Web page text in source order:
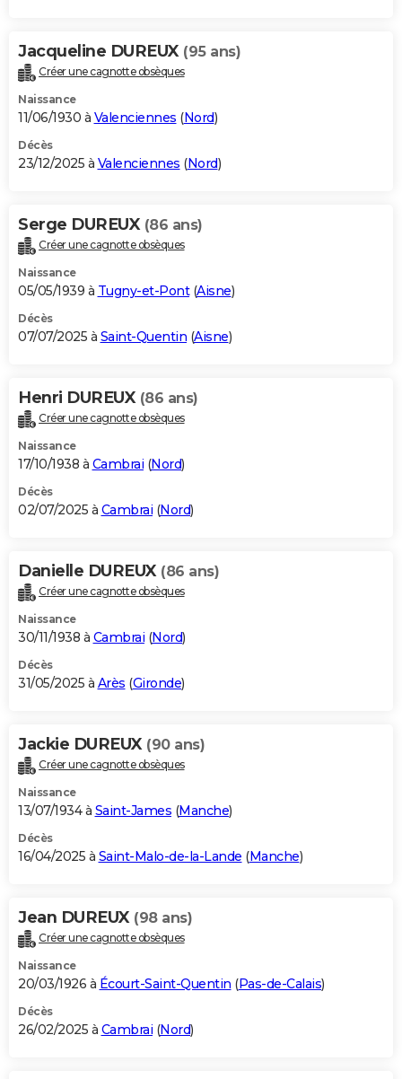
Jacqueline DUREUX (95 ans)
Créer une cagnotte obsèques
Naissance
11/06/1930 à Valenciennes (Nord)
Décès
23/12/2025 à Valenciennes (Nord)
Serge DUREUX (86 ans)
Créer une cagnotte obsèques
Naissance
05/05/1939 à Tugny-et-Pont(Aisne)
Décès
07/07/2025 à Saint-Quentin (Aisne)
Henri DUREUX (86 ans)
Créer une cagnotte obsèques
Naissance
17/10/1938 à Cambrai (Nord)
Décès
02/07/2025 à Cambrai (Nord)
Danielle DUREUX (86 ans)
Créer une cagnotte obsèques
Naissance
30/11/1938 à Cambrai (Nord)
Décès
31/05/2025 à Arès (Gironde)
Jackie DUREUX (90 ans)
Créer une cagnotte obsèques
Naissance
13/07/1934 à Saint-James (Manche)
Décès
16/04/2025 à Saint-Malo-de-la-Lande (Manche)
Jean DUREUX (98 ans)
Créer une cagnotte obsèques
Naissance
20/03/1926 à Écourt-Saint-Quentin (Pas-de-Calais)
Décès
26/02/2025 à Cambrai (Nord)